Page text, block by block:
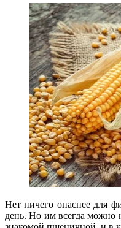
Нет ничего опаснее для
день. Но им всегда можно